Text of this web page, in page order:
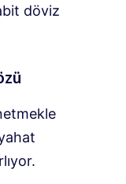
döviz
.